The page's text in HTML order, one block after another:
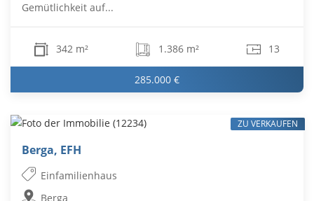
Gemütlichkeit auf...
342 m² 1.386 m² 13
285.000 €
Berga, EFH
Einfamilienhaus
Berga
ZU VERKAUFEN